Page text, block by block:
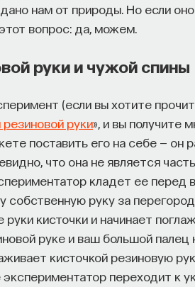
нам от природы. Но если
вопрос: да, можем.
руки и чужой спины
(если вы хотите
резиновой руки», и вы получите
поставить его на себе — он
что она не является
кладет ее перед
собственную руку за
кисточки и начинает
руке и ваш большой палец
кисточкой резиновую
переходит к